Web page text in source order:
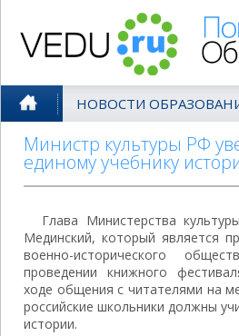
НОВОСТИ
Министр культуры РФ
единому учебнику
Глава Министерства
Мединский, который является
военно-исторического
проведении книжного
ходе общения с читателями на
российские школьники должны
истории.